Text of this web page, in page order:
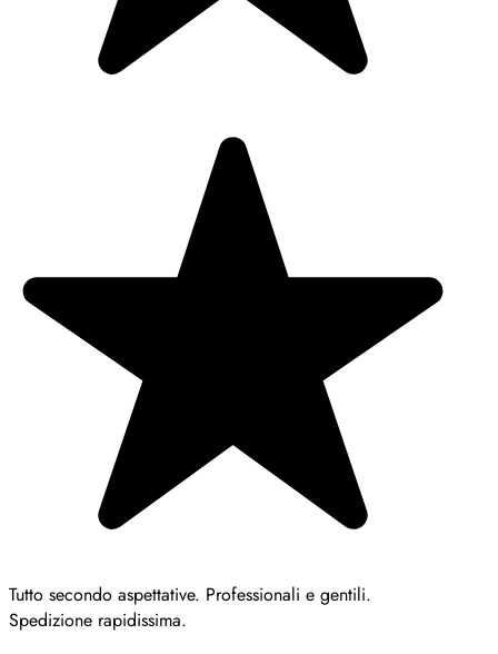
Tutto secondo aspettative. Professionali e gentili.
Spedizione rapidissima.